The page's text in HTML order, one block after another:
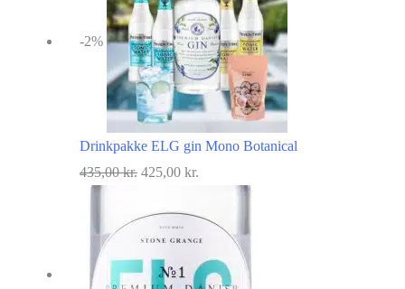
var:
345,00 kr..
er:
293,25 kr..
-2%
Drinkpakke ELG gin Mono Botanical
435,00kr. Den
pris
435,00 kr..
425,00 kr.
pris
425,00 kr..